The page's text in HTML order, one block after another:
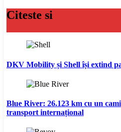
Citeste si
DKV Mobility și Shell își extind
Blue River: 26.123 km cu un
transport internațional